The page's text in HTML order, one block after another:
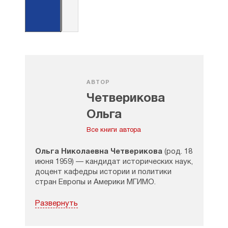
АВТОР
Четверикова
Ольга
Николаевна
Все книги автора
Ольга Николаевна Четверикова(род. 18
июня 1959) — кандидат исторических наук,
доцент кафедры истории и политики
стран Европы и Америки МГИМО.
Закончила факультет МО МГИМО в 1983
году. Работала в Институте общественных
Развернуть